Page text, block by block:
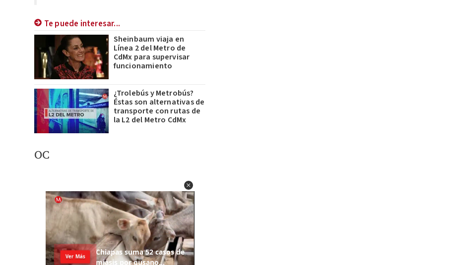
Te puede interesar...
Sheinbaum viaja en
Línea 2 del Metro de
CdMx para supervisar
funcionamiento
¿Trolebús y Metrobús?
Éstas son alternativas de
transporte con rutas de
la L2 del Metro CdMx
OC